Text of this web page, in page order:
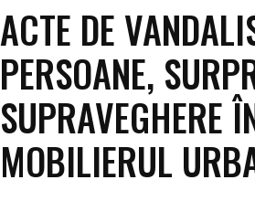
ACTE DE
PERSOANE,
SUPRAVEGHERE
MOBILIERUL